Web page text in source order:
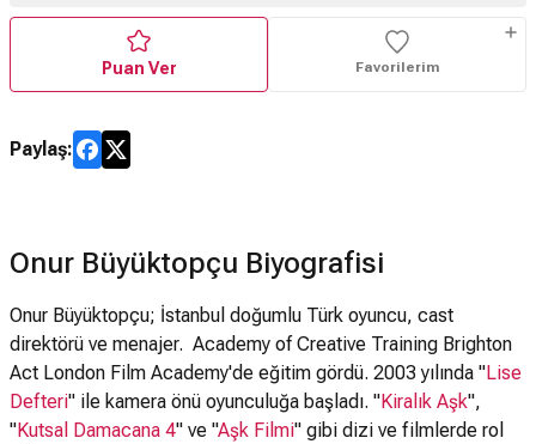
Puan Ver Favorilerim
Paylaş:
Onur Büyüktopçu Biyografisi
Onur Büyüktopçu; İstanbul doğumlu Türk oyuncu, cast
direktörü ve menajer. Academy of Creative Training Brighton
Act London Film Academy'de eğitim gördü. 2003 yılında "Lise
Defteri" ile kamera önü oyunculuğa başladı. "Kiralık Aşk",
"Kutsal Damacana 4" ve "Aşk Filmi" gibi dizi ve filmlerde rol